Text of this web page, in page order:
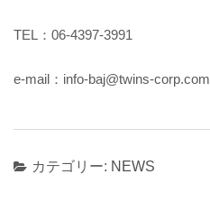
TEL：06-4397-3991
e-mail：info-baj@twins-corp.com
カテゴリー: NEWS